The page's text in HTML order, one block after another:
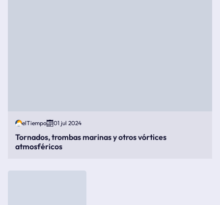
elTiempo 01 jul 2024
Tornados, trombas marinas y otros vórtices
atmosféricos